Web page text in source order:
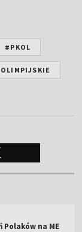
#PKOL
Polaków na ME